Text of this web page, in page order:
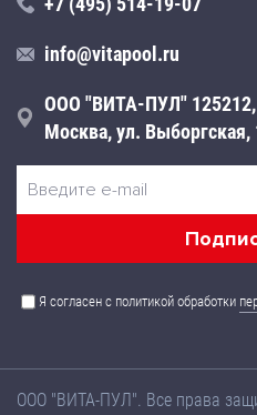
info@vitapool.ru
ООО "ВИТА-ПУЛ" 125212,
Москва, ул. Выборгская,
Я согласен с политикой обработки
ООО "ВИТА-ПУЛ". Все права